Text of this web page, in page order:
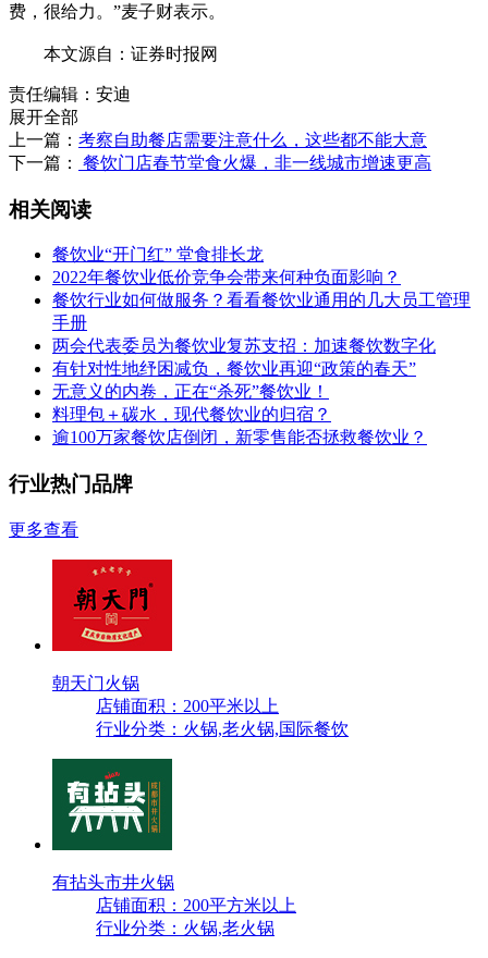
费，很给力。”麦子财表示。
本文源自：证券时报网
责任编辑：安迪
展开全部
上一篇： 考察自助餐店需要注意什么，这些都不能大意
下一篇：
餐饮门店春节堂食火爆，非一线城市增速更高
相关阅读
餐饮业“开门红” 堂食排长龙
2022年餐饮业低价竞争会带来何种负面影响？
餐饮行业如何做服务？看看餐饮业通用的几大员工管理
手册
两会代表委员为餐饮业复苏支招：加速餐饮数字化
有针对性地纾困减负，餐饮业再迎“政策的春天”
无意义的内卷，正在“杀死”餐饮业！
料理包＋碳水，现代餐饮业的归宿？
逾100万家餐饮店倒闭，新零售能否拯救餐饮业？
行业热门品牌
更多查看
朝天门火锅
店铺面积：200平米以上
行业分类：火锅,老火锅,国际餐饮
有拈头市井火锅
店铺面积：200平方米以上
行业分类：火锅,老火锅